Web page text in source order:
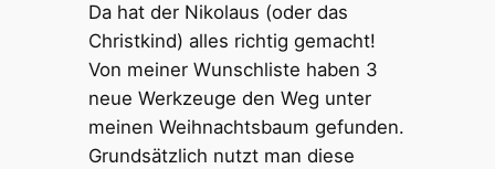
Da hat der Nikolaus (oder das
Christkind) alles richtig gemacht!
Von meiner Wunschliste haben 3
neue Werkzeuge den Weg unter
meinen Weihnachtsbaum gefunden.
Grundsätzlich nutzt man diese